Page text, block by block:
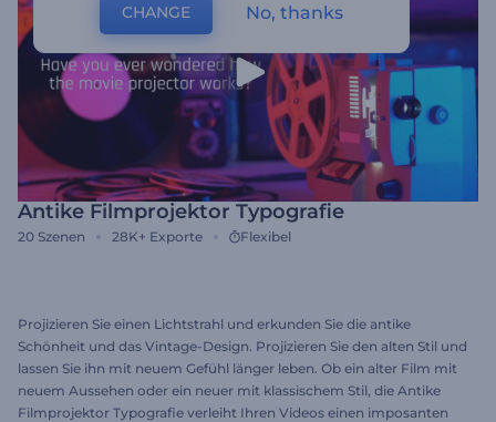
Antike Filmprojektor Typografie
20 Szenen 28K+ Exporte Flexibel
Projizieren Sie einen Lichtstrahl und erkunden Sie die antike
Schönheit und das Vintage-Design. Projizieren Sie den alten Stil und
lassen Sie ihn mit neuem Gefühl länger leben. Ob ein alter Film mit
neuem Aussehen oder ein neuer mit klassischem Stil, die Antike
Filmprojektor Typografie verleiht Ihren Videos einen imposanten
CHANGE No, thanks